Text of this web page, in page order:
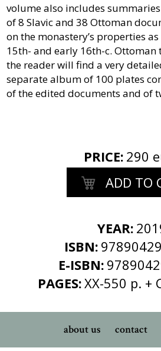
PRICE: 290
ADD TO
YEAR:
ISBN:
E-ISBN:
PAGES:XX-550 p. +
volume also includes
of 8 Slavic and 38 Ottoman
on the monastery’s properties
15th- and early 16th-c. Ottoman
the reader will find a very
separate album of 100 plates
of the edited documents and of
about us contact